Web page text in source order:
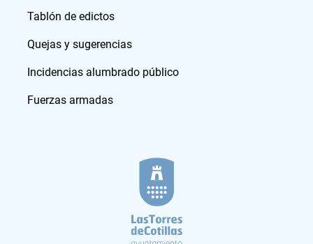
Tablón de edictos
Quejas y sugerencias
Incidencias alumbrado público
Fuerzas armadas